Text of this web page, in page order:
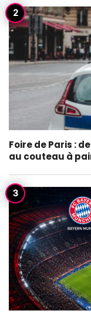
Foire de Paris :
au couteau à